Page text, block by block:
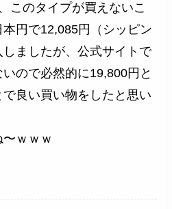
このタイプが買えないこ
円で12,085円（シッピン
ましたが、公式サイトで
ので必然的に19,800円と
良い買い物をしたと思い
ｗｗｗ